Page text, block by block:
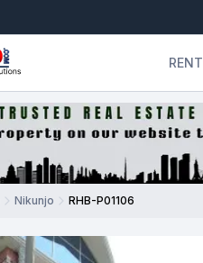
RENT
Nikunjo RHB-P01106